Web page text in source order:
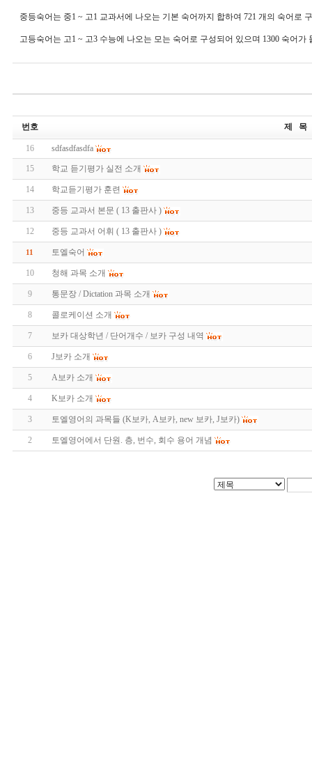
중등숙어는 중1 ~ 고1 교과서에 나오는 기본 숙어까지 합하여 721 개의 숙어로
고등숙어는 고1 ~ 고3 수능에 나오는 모는 숙어로 구성되어 있으며 1300 숙어가
번호 제 목
16 sdfasdfasdfa
15 학교 듣기평가 실전 소개
14 학교듣기평가 훈련
13 중등 교과서 본문 ( 13 출판사 )
12 중등 교과서 어휘 ( 13 출판사 )
11 토엘숙어
10 청해 과목 소개
9 통문장 / Dictation 과목 소개
8 콜로케이션 소개
7 보카 대상학년 / 단어개수 / 보카 구성 내역
6 J보카 소개
5 A보카 소개
4 K보카 소개
3 토엘영어의 과목들 (K보카, A보카, new 보카, J보카)
2 토엘영어에서 단원. 층, 번수, 회수 용어 개념